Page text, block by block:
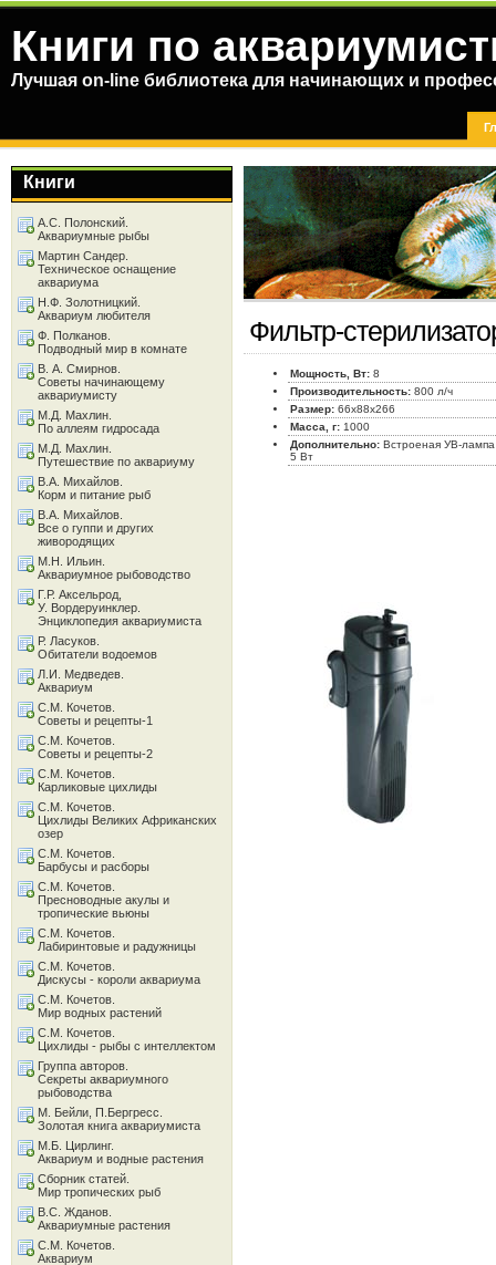
Книги по
Лучшая on-line библиотека для начинающих и
Фильтр-
Мощность, Вт: 8
Производительность: 800 л/ч
Размер: 66x88x266
Масса, г: 1000
Дополнительно: Встроеная УВ-
5 Вт
Книги
А.С. Полонский.
Аквариумные рыбы
Мартин Сандер.
Техническое оснащение
аквариума
Н.Ф. Золотницкий.
Аквариум любителя
Ф. Полканов.
Подводный мир в комнате
В. А. Смирнов.
Советы начинающему
аквариумисту
М.Д. Махлин.
По аллеям гидросада
М.Д. Махлин.
Путешествие по аквариуму
В.А. Михайлов.
Корм и питание рыб
В.А. Михайлов.
Все о гуппи и других
живородящих
М.Н. Ильин.
Аквариумное рыбоводство
Г.Р. Аксельрод,
У. Вордеруинклер.
Энциклопедия аквариумиста
Р. Ласуков.
Обитатели водоемов
Л.И. Медведев.
Аквариум
С.М. Кочетов.
Советы и рецепты-1
С.М. Кочетов.
Советы и рецепты-2
С.М. Кочетов.
Карликовые цихлиды
С.М. Кочетов.
Цихлиды Великих Африканских
озер
С.М. Кочетов.
Барбусы и расборы
С.М. Кочетов.
Пресноводные акулы и
тропические вьюны
С.М. Кочетов.
Лабиринтовые и радужницы
С.М. Кочетов.
Дискусы - короли аквариума
С.М. Кочетов.
Мир водных растений
С.М. Кочетов.
Цихлиды - рыбы с интеллектом
Группа авторов.
Секреты аквариумного
рыбоводства
М. Бейли, П.Бергресс.
Золотая книга аквариумиста
М.Б. Цирлинг.
Аквариум и водные растения
Сборник статей.
Мир тропических рыб
В.С. Жданов.
Аквариумные растения
С.М. Кочетов.
Аквариум